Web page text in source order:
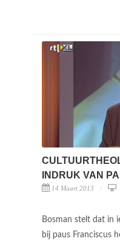
INDRUK VAN
14 Maart 2013
Bosman stelt dat in
bij paus Franciscus